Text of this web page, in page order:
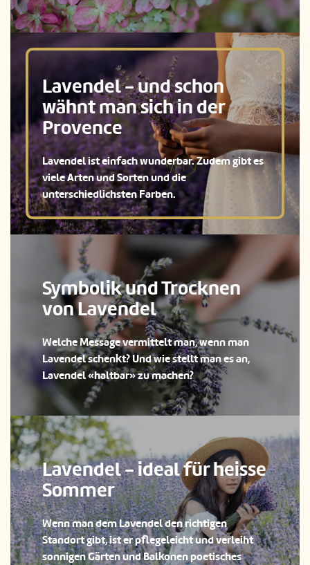
Lavendel - und schon
wähnt man sich in der
Provence
Lavendel ist einfach wunderbar. Zudem gibt es
viele Arten und Sorten und die
unterschiedlichsten Farben.
Symbolik und Trocknen
von Lavendel
Welche Message vermittelt man, wenn man
Lavendel schenkt? Und wie stellt man es an,
Lavendel «haltbar» zu machen?
Lavendel - ideal für heisse
Sommer
Wenn man dem Lavendel den richtigen
Standort gibt, ist er pflegeleicht und verleiht
sonnigen Gärten und Balkonen poetisches